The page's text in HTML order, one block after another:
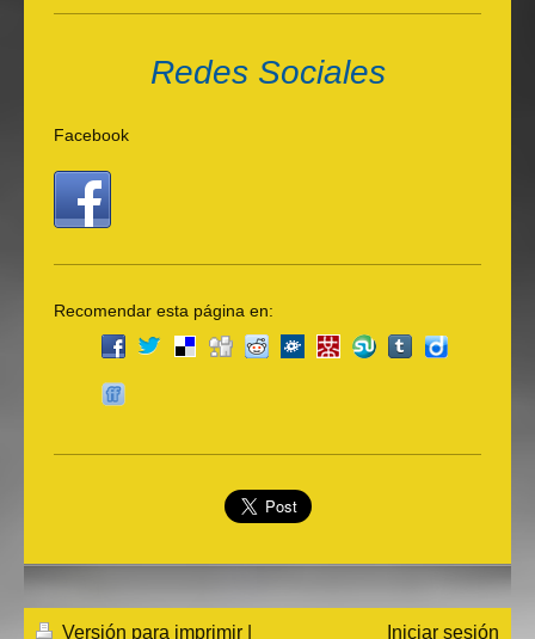
Redes Sociales
Facebook
Recomendar esta página en:
Versión para imprimir Iniciar sesión